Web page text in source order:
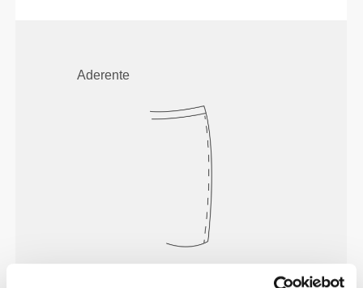
Aderente
Senti il tuo corpo ad ogni mossa che